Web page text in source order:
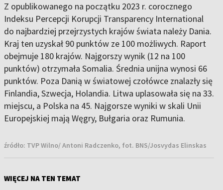
Z opublikowanego na początku 2023 r. corocznego
Indeksu Percepcji Korupcji Transparency International
do najbardziej przejrzystych krajów świata należy Dania.
Kraj ten uzyskał 90 punktów ze 100 możliwych. Raport
obejmuje 180 krajów. Najgorszy wynik (12 na 100
punktów) otrzymała Somalia. Średnia unijna wynosi 66
punktów. Poza Danią w światowej czołówce znalazły się
Finlandia, Szwecja, Holandia. Litwa uplasowała się na 33.
miejscu, a Polska na 45. Najgorsze wyniki w skali Unii
Europejskiej mają Węgry, Bułgaria oraz Rumunia.
źródło: TVP Wilno/ Antoni Radczenko, fot. BNS/Josvydas Elinskas
WIĘCEJ NA TEN TEMAT